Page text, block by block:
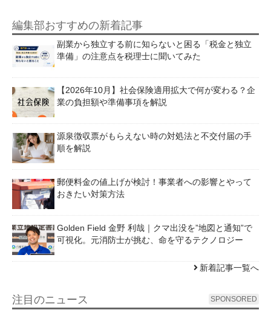
編集部おすすめの新着記事
副業から独立する前に知らないと困る「税金と独立
準備」の注意点を税理士に聞いてみた
【2026年10月】社会保険適用拡大で何が変わる？企
業の負担額や準備事項を解説
源泉徴収票がもらえない時の対処法と不交付届の手
順を解説
郵便料金の値上げが検討！事業者への影響とやって
おきたい対策方法
Golden Field 金野 利哉｜クマ出没を”地図と通知”で
可視化。元消防士が挑む、命を守るテクノロジー
新着記事一覧へ
注目のニュース SPONSORED